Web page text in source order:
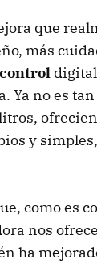
que
más
Ya no es
y
como es
nos
ha